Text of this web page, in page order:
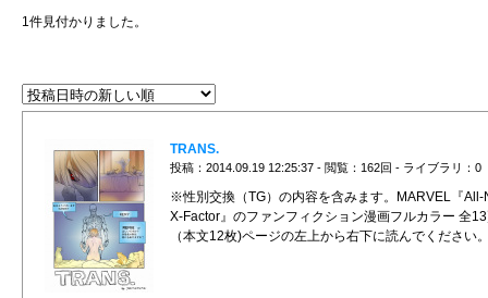
1件見付かりました。
TRANS.
投稿：2014.09.19 12:25:37 - 閲覧：162回 - ライブラリ：0
※性別交換（TG）の内容を含みます。MARVEL『All-
X-Factor』のファンフィクション漫画フルカラー 全
（本文12枚)ページの左上から右下に読んでください